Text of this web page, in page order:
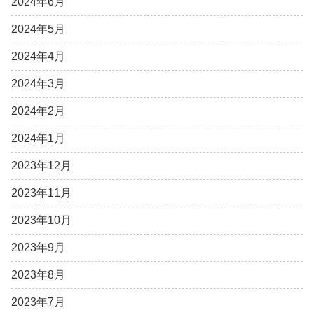
2024年5月
2024年4月
2024年3月
2024年2月
2024年1月
2023年12月
2023年11月
2023年10月
2023年9月
2023年8月
2023年7月